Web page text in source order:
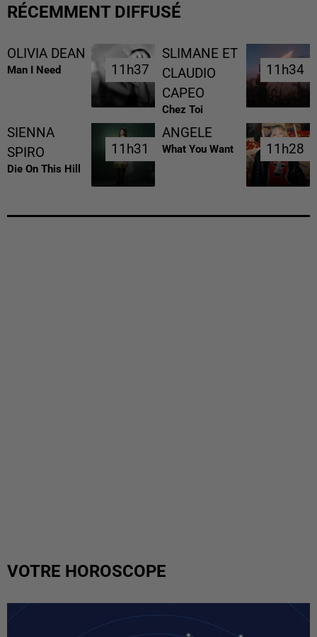
RÉCEMMENT DIFFUSÉ
OLIVIA DEAN
Man I Need 11h37
11h37
SLIMANE ET
CLAUDIO
CAPEO
Chez Toi
11h34
11h34
SIENNA
SPIRO
Die On This Hill
11h31
11h31
ANGELE
What You Want 11h28
11h28
VOTRE HOROSCOPE